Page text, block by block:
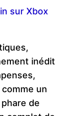
sur Xbox
inédit
un
de